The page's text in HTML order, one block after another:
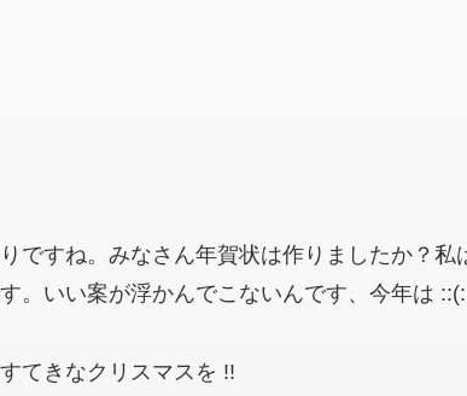
ですね。みなさん年賀状は作りましたか？私
。いい案が浮かんでこないんです、今年は ::(:
てきなクリスマスを !!